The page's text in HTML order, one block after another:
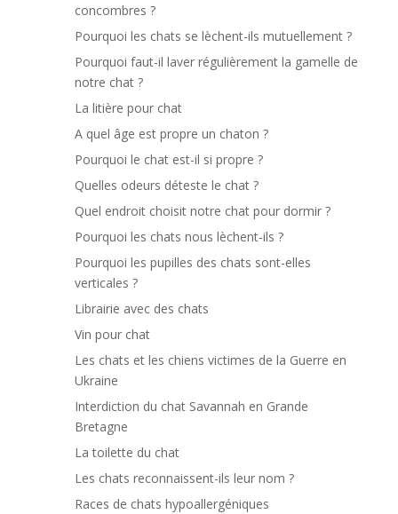
concombres ?
Pourquoi les chats se lèchent-ils mutuellement ?
Pourquoi faut-il laver régulièrement la gamelle de
notre chat ?
La litière pour chat
A quel âge est propre un chaton ?
Pourquoi le chat est-il si propre ?
Quelles odeurs déteste le chat ?
Quel endroit choisit notre chat pour dormir ?
Pourquoi les chats nous lèchent-ils ?
Pourquoi les pupilles des chats sont-elles
verticales ?
Librairie avec des chats
Vin pour chat
Les chats et les chiens victimes de la Guerre en
Ukraine
Interdiction du chat Savannah en Grande
Bretagne
La toilette du chat
Les chats reconnaissent-ils leur nom ?
Races de chats hypoallergéniques